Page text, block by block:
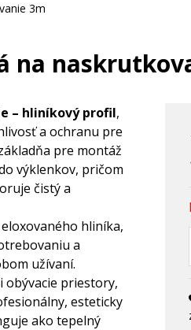
3m
na
– hliníkový profil,
a ochranu pre
pre montáž
výklenkov, pričom
čistý a
hliníka,
a
užívaní.
obývacie priestory,
esteticky
ako tepelný